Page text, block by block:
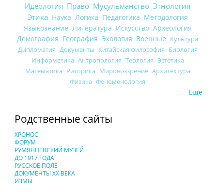
Идеология Право Мусульманство Этнология
Этика Наука Логика Педагогика Методология
Языкознание Литература Искусство Археология
Демография География Экология Военные Культура
Дипломатия Документы Китайская философия Биология
Информатика Антропология Теология Эстетика
Математика Риторика Мировоззрение Архитектура
Физика Феноменология
Еще
Родственные сайты
ХРОНОС
ФОРУМ
РУМЯНЦЕВСКИЙ МУЗЕЙ
ДО 1917 ГОДА
РУССКОЕ ПОЛЕ
ДОКУМЕНТЫ XX ВЕКА
ИЗМЫ